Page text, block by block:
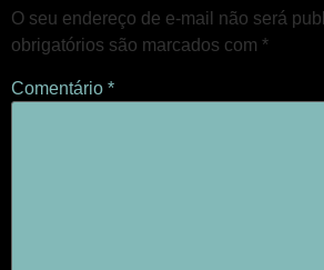
O seu endereço de e-mail não será
obrigatórios são marcados com *
Comentário *